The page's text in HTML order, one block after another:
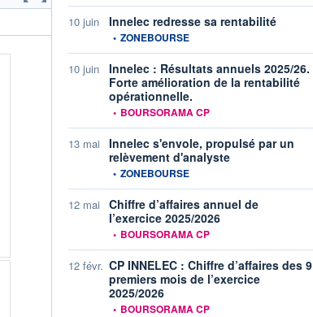
10 juin Innelec redresse sa rentabilité
information fournie par
• ZONEBOURSE
10 juin
Innelec : Résultats annuels 2025/26.
Forte amélioration de la rentabilité
opérationnelle.
information fournie par
• BOURSORAMA CP
13 mai
Innelec s'envole, propulsé par un
relèvement d'analyste
information fournie par
• ZONEBOURSE
12 mai
Chiffre d’affaires annuel de
l’exercice 2025/2026
information fournie par
• BOURSORAMA CP
12 févr. CP INNELEC : Chiffre d’affaires des 9
premiers mois de l’exercice
2025/2026
information fournie par
• BOURSORAMA CP